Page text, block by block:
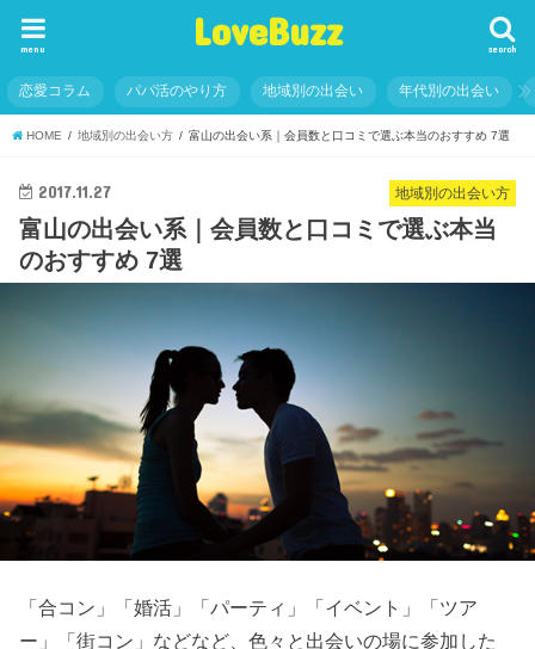
LoveBuzz search
menu
恋愛コラム パパ活のやり方 地域別の出会い 年代別の出会い
HOME 地域別の出会い方 富山の出会い系｜会員数と口コミで選ぶ本当のおすすめ 7選
地域別の出会い方
2017.11.27
富山の出会い系｜会員数と口コミで選ぶ本当
のおすすめ 7選
「合コン」「婚活」「パーティ」「イベント」「ツア
ー」「街コン」などなど、色々と出会いの場に参加した